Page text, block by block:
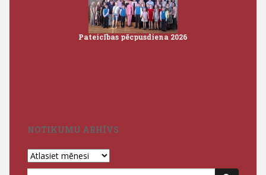
Pēdējā zvana pasākumi 2026
NOTIKUMU ARHĪVS